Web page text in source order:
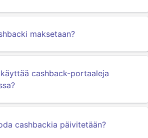
maksetaan?
cashback-portaaleja
cashbackia päivitetään?